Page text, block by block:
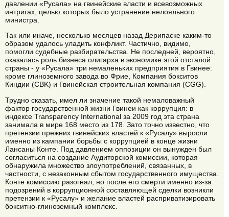
давлении «Русала» на гвинейские власти и всевозможных
интригах, целью которых было устранение нелояльного
министра.
Так или иначе, несколько месяцев назад Дерипаске каким-то
образом удалось уладить конфликт. Частично, видимо,
помогли судебные разбирательства. Не последней, вероятно,
оказалась роль бизнеса олигарха в экономике этой отсталой
страны - у «Русала» три немаленьких предприятия в Гвинее:
кроме глиноземного завода во Фрие, Компания бокситов
Киндии (CBK) и Гвинейская строительная компания (CGG).
Трудно сказать, имел ли значение такой немаловажный
фактор государственной жизни Гвинеи как коррупция: в
индексе Transparency International за 2009 год эта страна
занимала в мире 168 место из 178. Зато точно известно, что
претензии прежних гвинейских властей к «Русалу» выросли
именно из кампании борьбы с коррупцией в конце жизни
Лансаны Конте. Под давлением оппозиции он вынужден был
согласиться на создание Аудиторской комиссии, которая
обнаружила множество злоупотреблений, связанных, в
частности, с незаконным сбытом государственного имущества.
Конте комиссию разогнал, но после его смерти именно из-за
подозрений в коррупционной составляющей сделки возникли
претензии к «Русалу» и желание властей расприватизировать
бокситно-глиноземный комплекс.